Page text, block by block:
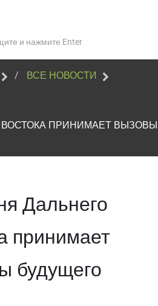
ВСЕ НОВОСТИ
ПРИНИМАЕТ ВЫЗОВЫ
Дальнего
принимает
будущего